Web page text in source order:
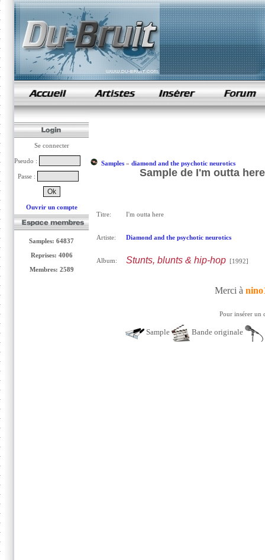
samples de rap
Se connecter
Pseudo :
Passe :
Ouvrir un compte
Samples: 64837
Reprises: 4006
Membres: 2589
Samples» diamond and the psychotic neurotics
Sample de I'm outta
Titre: I'm outta here
Artiste: Diamond and the psychotic neurotics
Album: Stunts, blunts & hip-hop[1992]
Merci à
Pour insérer un
Sample Bande originale